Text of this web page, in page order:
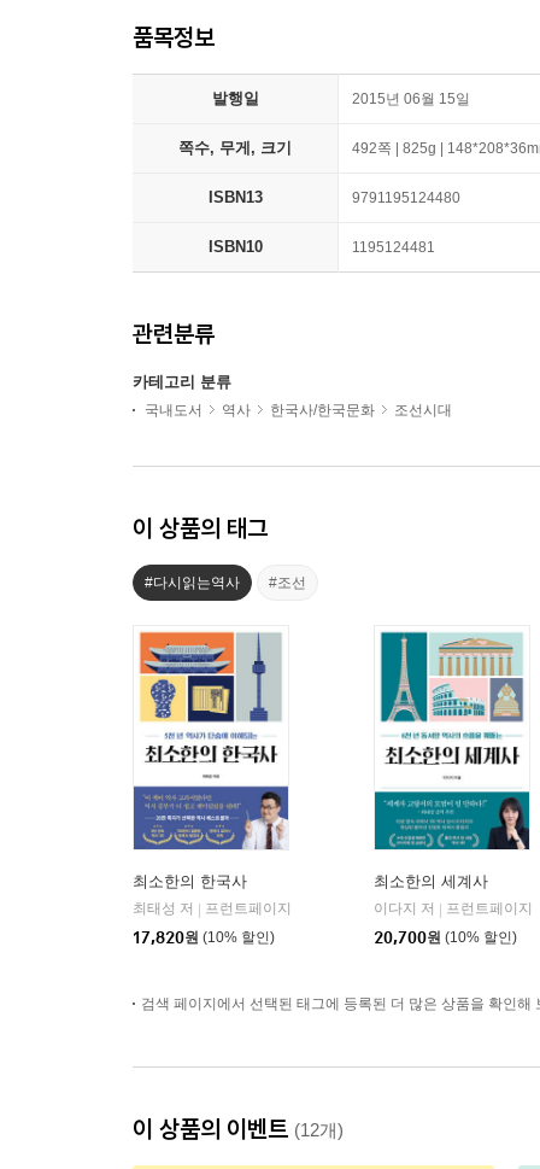
품목정보
발행일 2015년 06월 15일
쪽수, 무게, 크기 492쪽 | 825g |
ISBN13 9791195124480
ISBN10 1195124481
관련분류
카테고리 분류
국내도서 역사 한국사/한국문화 조선시대
이 상품의 태그
#다시읽는역사 #조선
최소한의 한국사
최태성 저
프런트페이지
17,820원 (10% 할인)
최소한의 세계사
이다지 저
프런트페이지
20,700원 (10% 할인)
검색 페이지에서 선택된 태그에 등록된 더 많은 상품을 확인해
이 상품의 이벤트 (12개)